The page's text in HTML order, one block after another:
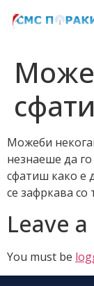
Можеби
незнаеше да
сфатиш како е
се зафркава со
Leave
You must be